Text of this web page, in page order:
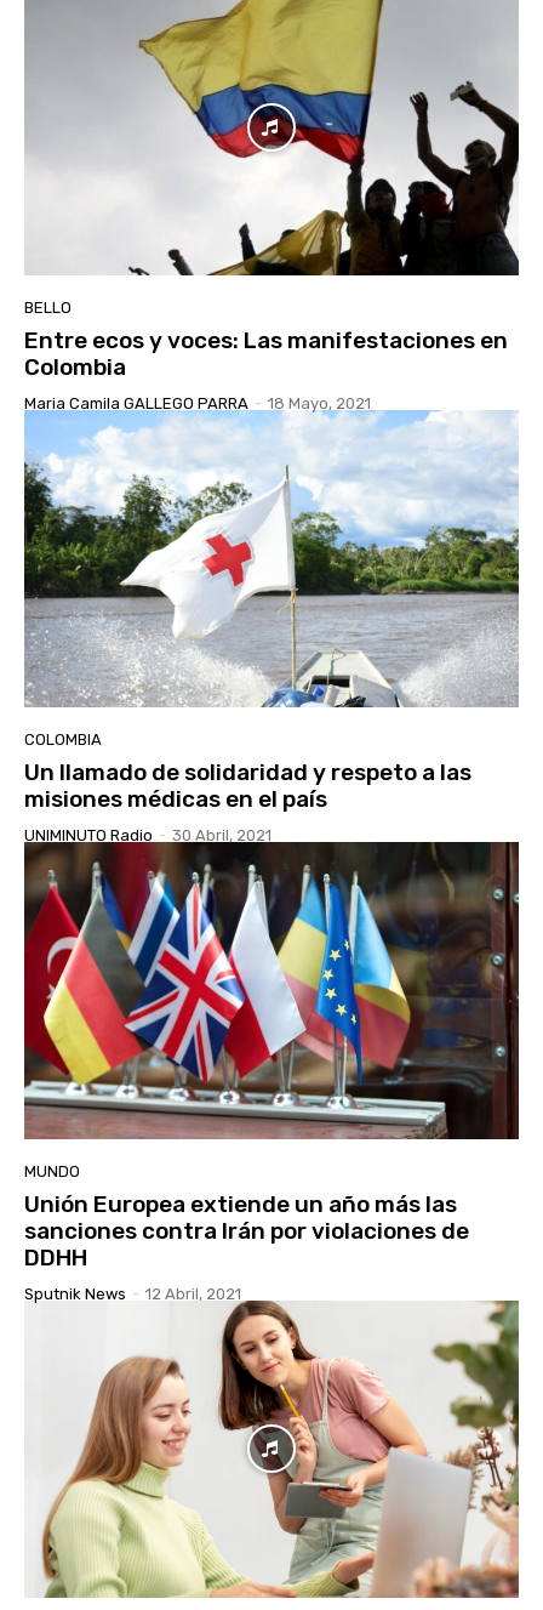
BELLO
Entre ecos y voces: Las manifestaciones en
Colombia
Maria Camila GALLEGO PARRA - 18 Mayo, 2021
COLOMBIA
Un llamado de solidaridad y respeto a las
misiones médicas en el país
UNIMINUTO Radio - 30 Abril, 2021
MUNDO
Unión Europea extiende un año más las
sanciones contra Irán por violaciones de
DDHH
Sputnik News - 12 Abril, 2021